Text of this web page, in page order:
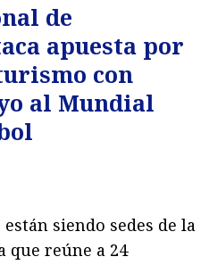
de
apuesta por
con
al Mundial
siendo sedes de la
que reúne a 24